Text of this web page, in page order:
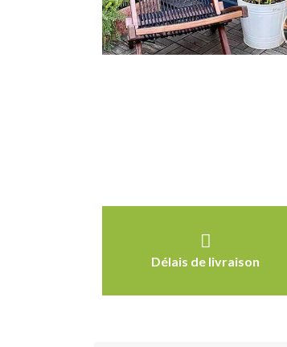
Délais de livraison